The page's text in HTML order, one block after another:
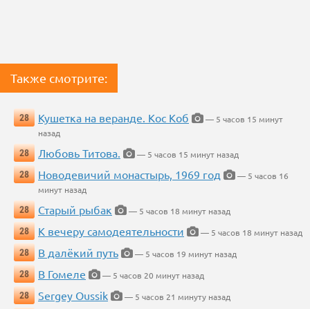
Также смотрите:
28 Кушетка на веранде. Кос Коб
— 5 часов 15 минут
назад
28
Любовь Титова.
— 5 часов 15 минут назад
28
Новодевичий монастырь, 1969 год
— 5 часов 16
минут назад
28
Старый рыбак
— 5 часов 18 минут назад
28
К вечеру самодеятельности
— 5 часов 18 минут назад
28
В далёкий путь
— 5 часов 19 минут назад
28
В Гомеле
— 5 часов 20 минут назад
28
Sergey Oussik
— 5 часов 21 минуту назад